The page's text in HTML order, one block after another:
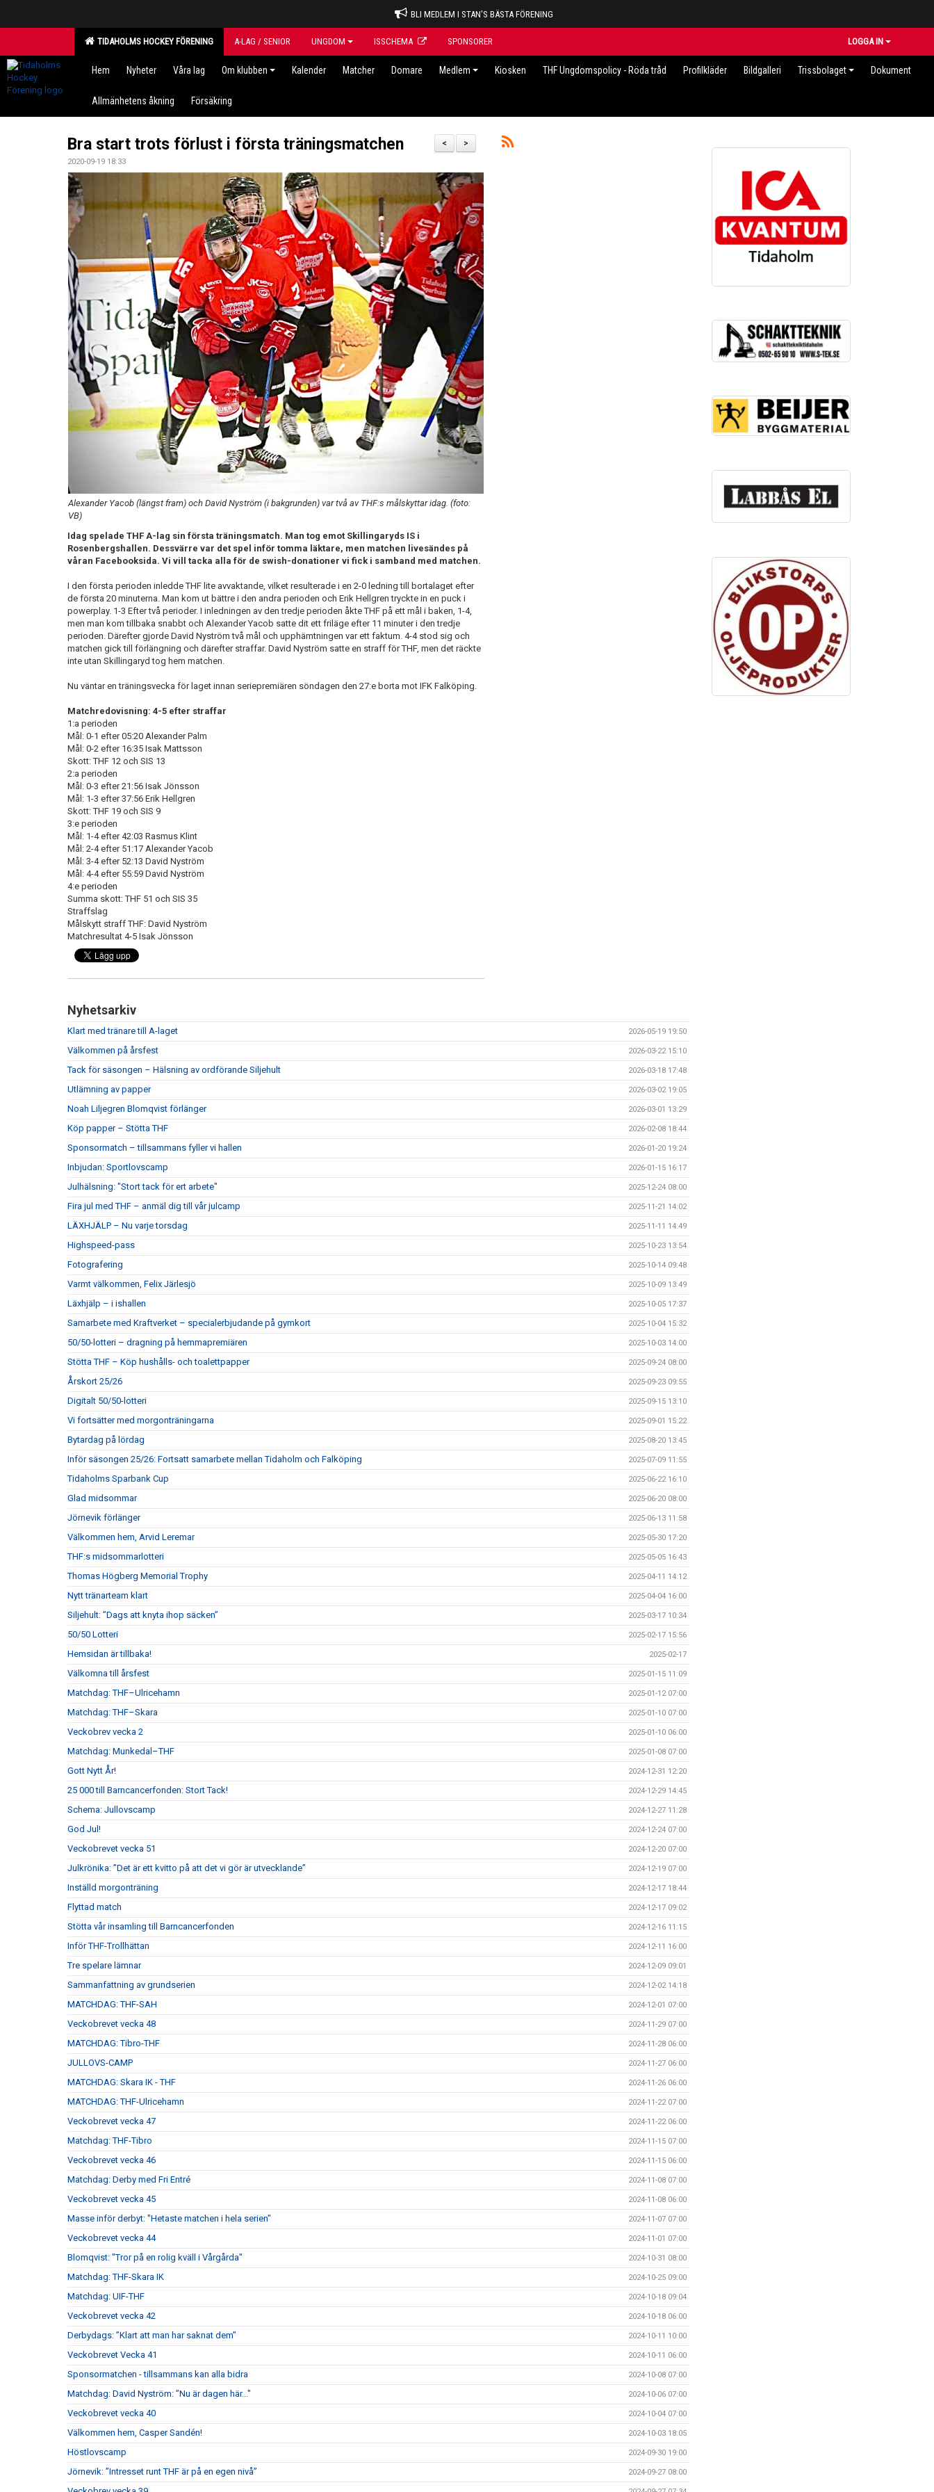
BLI MEDLEM I STAN'S BÄSTA FÖRENING
TIDAHOLMS HOCKEY FÖRENING A-LAG / SENIOR UNGDOM ISSCHEMA SPONSORER LOGGA IN
Hem Nyheter Våra lag Om klubben Kalender Matcher Domare Medlem Kiosken THF Ungdomspolicy - Röda tråd Profilkläder Bildgalleri Trissbolaget Dokument
Allmänhetens åkning Försäkring
>
<
Bra start trots förlust i första träningsmatchen
2020-09-19 18:33
Alexander Yacob (längst fram) och David Nyström (i bakgrunden) var två av THF:s målskyttar idag. (foto:
VB)
Idag spelade THF A-lag sin första träningsmatch. Man tog emot Skillingaryds IS i
Rosenbergshallen. Dessvärre var det spel inför tomma läktare, men matchen livesändes på
våran Facebooksida. Vi vill tacka alla för de swish-donationer vi fick i samband med matchen.
I den första perioden inledde THF lite avvaktande, vilket resulterade i en 2-0 ledning till bortalaget efter
de första 20 minuterna. Man kom ut bättre i den andra perioden och Erik Hellgren tryckte in en puck i
powerplay. 1-3 Efter två perioder. I inledningen av den tredje perioden åkte THF på ett mål i baken, 1-4,
men man kom tillbaka snabbt och Alexander Yacob satte dit ett friläge efter 11 minuter i den tredje
perioden. Därefter gjorde David Nyström två mål och upphämtningen var ett faktum. 4-4 stod sig och
matchen gick till förlängning och därefter straffar. David Nyström satte en straff för THF, men det räckte
inte utan Skillingaryd tog hem matchen.
Nu väntar en träningsvecka för laget innan seriepremiären söndagen den 27:e borta mot IFK Falköping.
Matchredovisning: 4-5 efter straffar
1:a perioden
Mål: 0-1 efter 05:20 Alexander Palm
Mål: 0-2 efter 16:35 Isak Mattsson
Skott: THF 12 och SIS 13
2:a perioden
Mål: 0-3 efter 21:56 Isak Jönsson
Mål: 1-3 efter 37:56 Erik Hellgren
Skott: THF 19 och SIS 9
3:e perioden
Mål: 1-4 efter 42:03 Rasmus Klint
Mål: 2-4 efter 51:17 Alexander Yacob
Mål: 3-4 efter 52:13 David Nyström
Mål: 4-4 efter 55:59 David Nyström
4:e perioden
Summa skott: THF 51 och SIS 35
Straffslag
Målskytt straff THF: David Nyström
Matchresultat 4-5 Isak Jönsson
Nyhetsarkiv
Klart med tränare till A-laget 2026-05-19 19:50
Välkommen på årsfest 2026-03-22 15:10
Tack för säsongen – Hälsning av ordförande Siljehult 2026-03-18 17:48
Utlämning av papper 2026-03-02 19:05
Noah Liljegren Blomqvist förlänger 2026-03-01 13:29
Köp papper – Stötta THF 2026-02-08 18:44
Sponsormatch – tillsammans fyller vi hallen 2026-01-20 19:24
Inbjudan: Sportlovscamp 2026-01-15 16:17
Julhälsning: "Stort tack för ert arbete" 2025-12-24 08:00
Fira jul med THF – anmäl dig till vår julcamp 2025-11-21 14:02
LÄXHJÄLP – Nu varje torsdag 2025-11-11 14:49
Highspeed-pass 2025-10-23 13:54
Fotografering 2025-10-14 09:48
Varmt välkommen, Felix Järlesjö 2025-10-09 13:49
Läxhjälp – i ishallen 2025-10-05 17:37
Samarbete med Kraftverket – specialerbjudande på gymkort 2025-10-04 15:32
50/50-lotteri – dragning på hemmapremiären 2025-10-03 14:00
Stötta THF – Köp hushålls- och toalettpapper 2025-09-24 08:00
Årskort 25/26 2025-09-23 09:55
Digitalt 50/50-lotteri 2025-09-15 13:10
Vi fortsätter med morgonträningarna 2025-09-01 15:22
Bytardag på lördag 2025-08-20 13:45
Inför säsongen 25/26: Fortsatt samarbete mellan Tidaholm och Falköping 2025-07-09 11:55
Tidaholms Sparbank Cup 2025-06-22 16:10
Glad midsommar 2025-06-20 08:00
Jörnevik förlänger 2025-06-13 11:58
Välkommen hem, Arvid Leremar 2025-05-30 17:20
THF:s midsommarlotteri 2025-05-05 16:43
Thomas Högberg Memorial Trophy 2025-04-11 14:12
Nytt tränarteam klart 2025-04-04 16:00
Siljehult: ”Dags att knyta ihop säcken” 2025-03-17 10:34
50/50 Lotteri 2025-02-17 15:56
Hemsidan är tillbaka! 2025-02-17
Välkomna till årsfest 2025-01-15 11:09
Matchdag: THF–Ulricehamn 2025-01-12 07:00
Matchdag: THF–Skara 2025-01-10 07:00
Veckobrev vecka 2 2025-01-10 06:00
Matchdag: Munkedal–THF 2025-01-08 07:00
Gott Nytt År! 2024-12-31 12:20
25 000 till Barncancerfonden: Stort Tack! 2024-12-29 14:45
Schema: Jullovscamp 2024-12-27 11:28
God Jul! 2024-12-24 07:00
Veckobrevet vecka 51 2024-12-20 07:00
Julkrönika: ”Det är ett kvitto på att det vi gör är utvecklande” 2024-12-19 07:00
Inställd morgonträning 2024-12-17 18:44
Flyttad match 2024-12-17 09:02
Stötta vår insamling till Barncancerfonden 2024-12-16 11:15
Inför THF-Trollhättan 2024-12-11 16:00
Tre spelare lämnar 2024-12-09 09:01
Sammanfattning av grundserien 2024-12-02 14:18
MATCHDAG: THF-SAH 2024-12-01 07:00
Veckobrevet vecka 48 2024-11-29 07:00
MATCHDAG: Tibro-THF 2024-11-28 06:00
JULLOVS-CAMP 2024-11-27 06:00
MATCHDAG: Skara IK - THF 2024-11-26 06:00
MATCHDAG: THF-Ulricehamn 2024-11-22 07:00
Veckobrevet vecka 47 2024-11-22 06:00
Matchdag: THF-Tibro 2024-11-15 07:00
Veckobrevet vecka 46 2024-11-15 06:00
Matchdag: Derby med Fri Entré 2024-11-08 07:00
Veckobrevet vecka 45 2024-11-08 06:00
Masse inför derbyt: "Hetaste matchen i hela serien" 2024-11-07 07:00
Veckobrevet vecka 44 2024-11-01 07:00
Blomqvist: "Tror på en rolig kväll i Vårgårda" 2024-10-31 08:00
Matchdag: THF-Skara IK 2024-10-25 09:00
Matchdag: UIF-THF 2024-10-18 09:04
Veckobrevet vecka 42 2024-10-18 06:00
Derbydags: ”Klart att man har saknat dem" 2024-10-11 10:00
Veckobrevet Vecka 41 2024-10-11 06:00
Sponsormatchen - tillsammans kan alla bidra 2024-10-08 07:00
Matchdag: David Nyström: ”Nu är dagen här..." 2024-10-06 07:00
Veckobrevet vecka 40 2024-10-04 07:00
Välkommen hem, Casper Sandén! 2024-10-03 18:05
Höstlovscamp 2024-09-30 19:00
Jörnevik: ”Intresset runt THF är på en egen nivå” 2024-09-27 08:00